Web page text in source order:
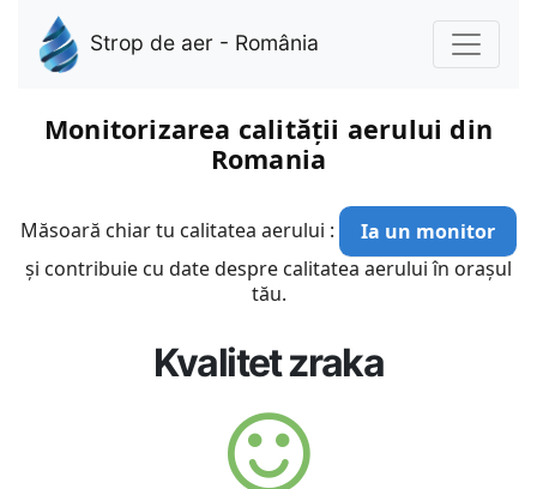
Strop de aer - România
Monitorizarea calității aerului din
Romania
Măsoară chiar tu calitatea aerului :
Ia un monitor
și contribuie cu date despre calitatea aerului în orașul
tău.
Kvalitet zraka